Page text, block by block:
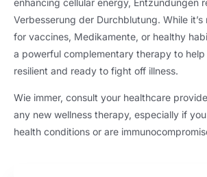
enhancing cellular energy, Entzündungen
Verbesserung der Durchblutung. While
for vaccines, Medikamente, or healthy
a powerful complementary therapy to
resilient and ready to fight off illness.
Wie immer, consult your healthcare
any new wellness therapy, especially if
health conditions or are